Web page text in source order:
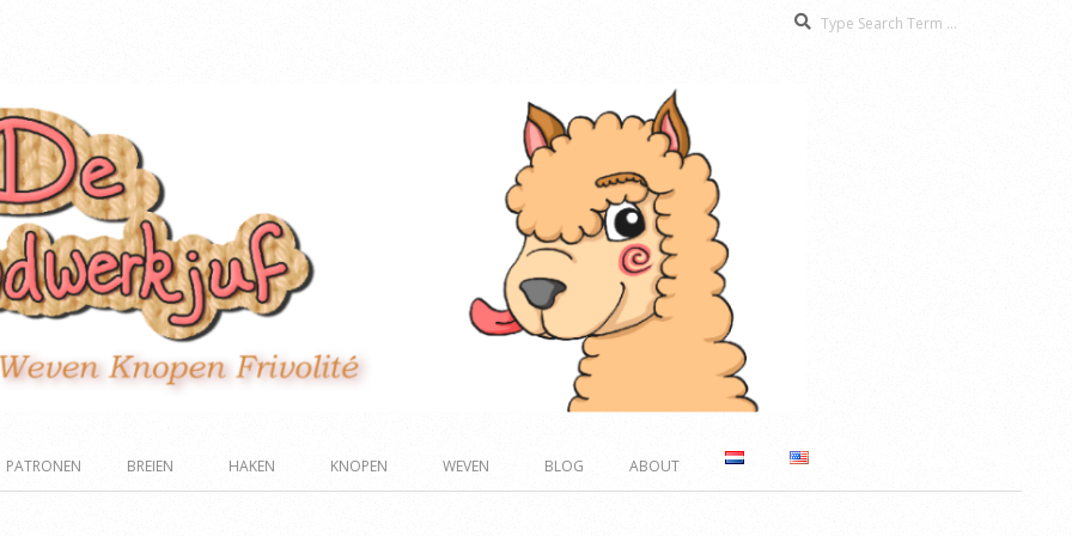
PATRONEN BREIEN HAKEN KNOPEN WEVEN BLOG ABOUT